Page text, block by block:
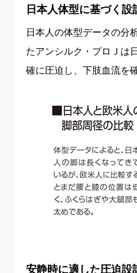
日本人体型に基づく設
日本人の体型データの分
たアンシルク・プロＪは
確に圧迫し、下肢血流を
安静時に適した圧迫設